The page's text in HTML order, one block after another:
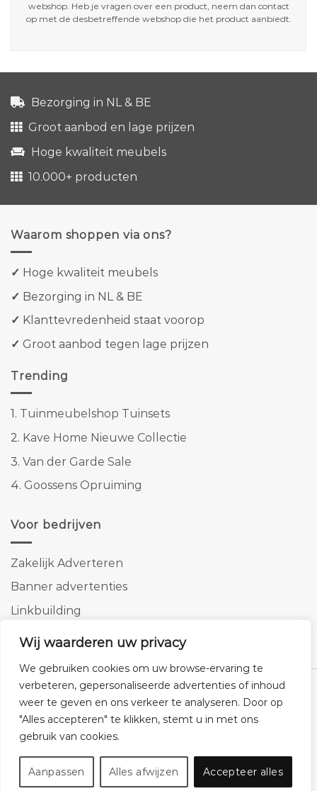
Wij waarderen uw privacy
We gebruiken cookies om uw browse-ervaring te
verbeteren, gepersonaliseerde advertenties of inhoud
weer te geven en ons verkeer te analyseren. Door op
"Alles accepteren" te klikken, stemt u in met ons
gebruik van cookies.
Aanpassen Alles afwijzen Accepteer alles
webshop. Heb je vragen over een product, neem dan contact
op met de desbetreffende webshop die het product aanbiedt.
Bezorging in NL & BE
Groot aanbod en lage prijzen
Hoge kwaliteit meubels
10.000+ producten
Waarom shoppen via ons?
✓ Hoge kwaliteit meubels
✓ Bezorging in NL & BE
✓ Klanttevredenheid staat voorop
✓ Groot aanbod tegen lage prijzen
Trending
1. Tuinmeubelshop Tuinsets
2. Kave Home Nieuwe Collectie
3. Van der Garde Sale
4. Goossens Opruiming
Voor bedrijven
Zakelijk Adverteren
Banner advertenties
Linkbuilding
SEO copywriting
Klantenservice Privacybeleid